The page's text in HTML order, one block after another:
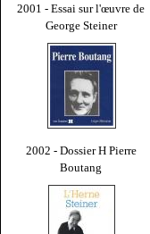
2001 - Essai sur l'œuvre de
George Steiner
2002 - Dossier H Pierre
Boutang